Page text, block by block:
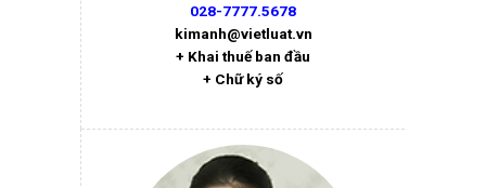
028-7777.5678
kimanh@vietluat.vn
+ Khai thuế ban đầu
+ Chữ ký số